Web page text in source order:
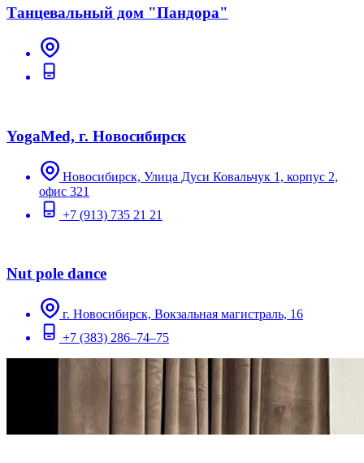
Танцевальный дом "Пандора"
YogaMed, г. Новосибирск
Новосибирск, Улица Дуси Ковальчук 1, корпус 2,
офис 321
+7 (913) 735 21 21
Nut pole dance
г. Новосибирск, Вокзальная магистраль, 16
+7 (383) 286–74–75